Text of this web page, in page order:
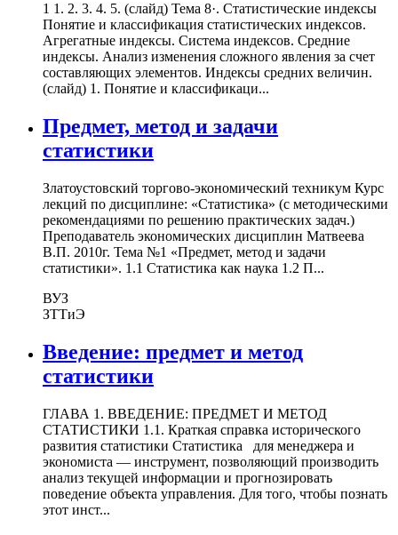
1 1. 2. 3. 4. 5. (слайд) Тема 8·. Статистические индексы
Понятие и классификация статистических индексов.
Агрегатные индексы. Система индексов. Средние
индексы. Анализ изменения сложного явления за счет
составляющих элементов. Индексы средних величин.
(слайд) 1. Понятие и классификаци...
Предмет, метод и задачи
статистики
Златоустовский торгово-экономический техникум Курс
лекций по дисциплине: «Статистика» (с методическими
рекомендациями по решению практических задач.)
Преподаватель экономических дисциплин Матвеева
В.П. 2010г. Тема №1 «Предмет, метод и задачи
статистики». 1.1 Статистика как наука 1.2 П...
ВУЗ
ЗТТиЭ
Введение: предмет и метод
статистики
ГЛАВА 1. ВВЕДЕНИЕ: ПРЕДМЕТ И МЕТОД
СТАТИСТИКИ 1.1. Краткая справка исторического
развития статистики Статистика для менеджера и
экономиста — инструмент, позволяющий производить
анализ текущей информации и прогнозировать
поведение объекта управления. Для того, чтобы познать
этот инст...